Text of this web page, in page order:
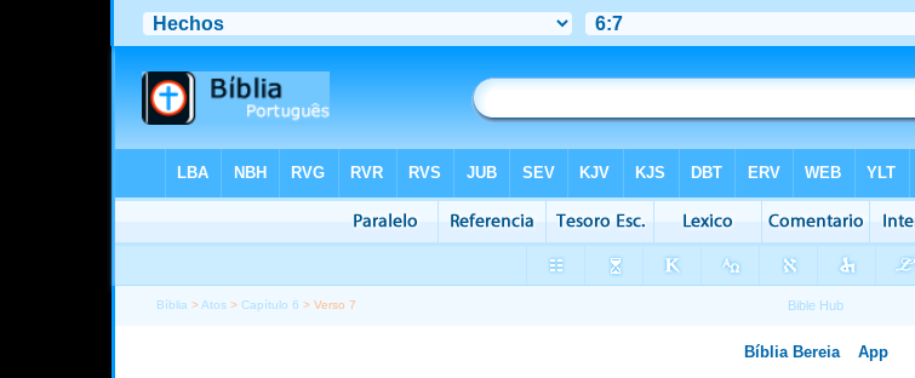
Bíblia >Atos >Capítulo 6 > Verso 7